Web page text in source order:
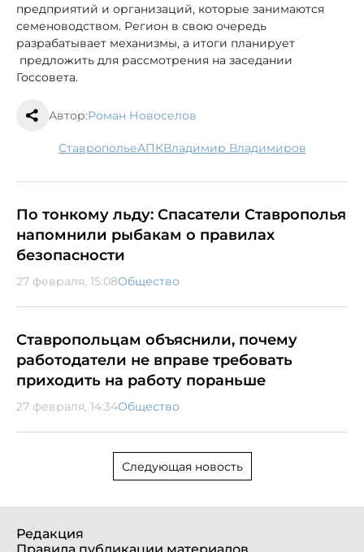
предприятий и организаций, которые занимаются
семеноводством. Регион в свою очередь
разрабатывает механизмы, а итоги планирует
предложить для рассмотрения на заседании
Госсовета.
Автор:Роман Новоселов
Ставрополье АПК Владимир Владимиров
По тонкому льду: Спасатели Ставрополья
напомнили рыбакам о правилах
безопасности
27 февраля, 15:08Общество
Ставропольцам объяснили, почему
работодатели не вправе требовать
приходить на работу пораньше
27 февраля, 14:34Общество
Следующая новость
Редакция
Правила публикации материалов